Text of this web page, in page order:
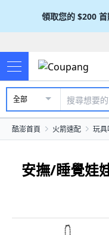
領取您的 $200
全部
酷澎首頁 火箭速配 玩具
安撫/睡覺娃